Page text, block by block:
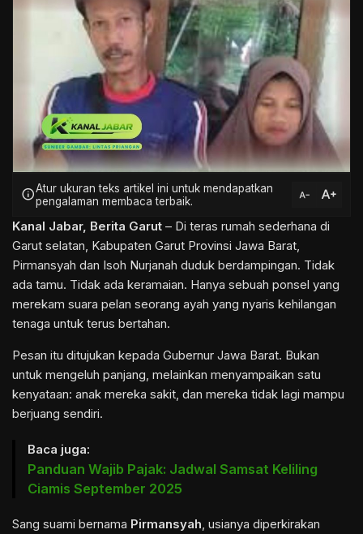
infoAtur ukuran teks artikel ini untuk mendapatkan
pengalaman membaca terbaik.
text_decrease text_increase
Kanal Jabar, Berita Garut – Di teras rumah sederhana di
Garut selatan, Kabupaten Garut Provinsi Jawa Barat,
Pirmansyah dan Isoh Nurjanah duduk berdampingan. Tidak
ada tamu. Tidak ada keramaian. Hanya sebuah ponsel yang
merekam suara pelan seorang ayah yang nyaris kehilangan
tenaga untuk terus bertahan.
Pesan itu ditujukan kepada Gubernur Jawa Barat. Bukan
untuk mengeluh panjang, melainkan menyampaikan satu
kenyataan: anak mereka sakit, dan mereka tidak lagi mampu
berjuang sendiri.
Baca juga:
Panduan Wajib Pajak: Jadwal Samsat Keliling
Ciamis September 2025
Sang suami bernama Pirmansyah, usianya diperkirakan